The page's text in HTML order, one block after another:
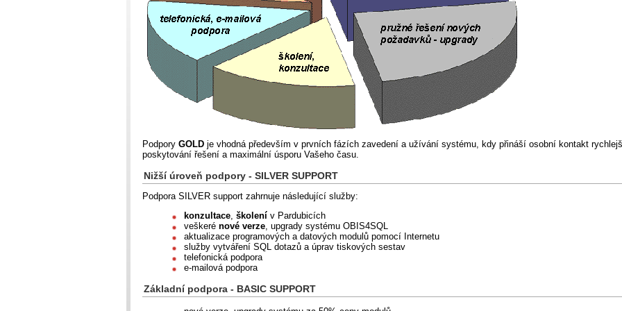
Podpory GOLDje vhodná především v prvních fázích zavedení a užívání systému, kdy přináší osobní kontakt
poskytování řešení a maximální úsporu Vašeho času.
Nižší úroveň podpory - SILVER SUPPORT
Podpora SILVER support zahrnuje následující služby:
konzultace, školenív Pardubicích
veškeré nové verze, upgrady systému OBIS4SQL
aktualizace programových a datových modulů pomocí Internetu
služby vytváření SQL dotazů a úprav tiskových sestav
telefonická podpora
e-mailová podpora
Základní podpora - BASIC SUPPORT